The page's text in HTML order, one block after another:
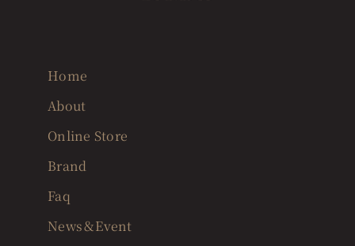
Home
About
Online Store
Brand
Faq
News＆Event